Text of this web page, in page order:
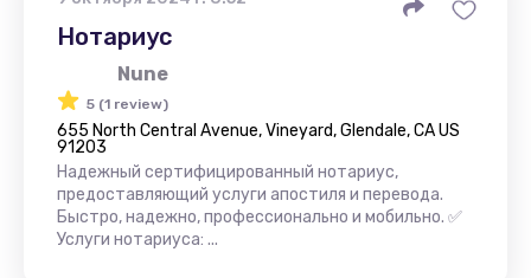
Нотариус
Nune
5 (1 review)
655 North Central Avenue, Vineyard, Glendale, CA US
91203
Надежный сертифицированный нотариус,
предоставляющий услуги апостиля и перевода.
Быстро, надежно, профессионально и мобильно. ✅
Услуги нотариуса: ...